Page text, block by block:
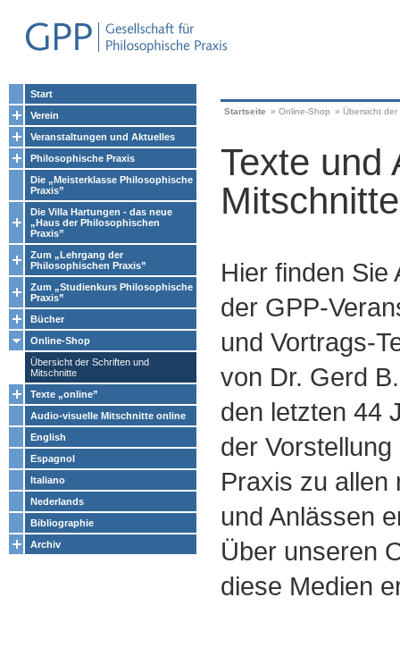
Start
Verein
Veranstaltungen und Aktuelles
Philosophische Praxis
Die „Meisterklasse Philosophische
Praxis”
Die Villa Hartungen - das neue
„Haus der Philosophischen
Praxis”
Zum „Lehrgang der
Philosophischen Praxis”
Zum „Studienkurs Philosophische
Praxis”
Bücher
Online-Shop
Übersicht der Schriften und
Mitschnitte
Texte „online”
Audio-visuelle Mitschnitte online
English
Espagnol
Italiano
Nederlands
Bibliographie
Archiv
Startseite » Online-Shop » Übersicht
Texte und
Mitschnitte
Hier finden Sie
der GPP-
und Vortrags-
von Dr. Gerd
den letzten 44
der
Praxis zu allen
und Anlässen
Über unseren
diese Medien